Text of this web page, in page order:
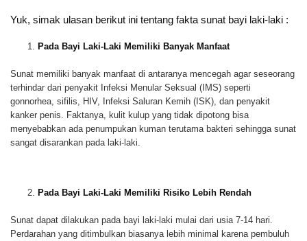
Yuk, simak ulasan berikut ini tentang fakta sunat bayi laki-laki :
Pada Bayi Laki-Laki Memiliki Banyak Manfaat
Sunat memiliki banyak manfaat di antaranya mencegah agar seseorang
terhindar dari penyakit Infeksi Menular Seksual (IMS) seperti
gonnorhea, sifilis, HIV, Infeksi Saluran Kemih (ISK), dan penyakit
kanker penis. Faktanya, kulit kulup yang tidak dipotong bisa
menyebabkan ada penumpukan kuman terutama bakteri sehingga sunat
sangat disarankan pada laki-laki.
Pada Bayi Laki-Laki Memiliki Risiko Lebih Rendah
Sunat dapat dilakukan pada bayi laki-laki mulai dari usia 7-14 hari.
Perdarahan yang ditimbulkan biasanya lebih minimal karena pembuluh